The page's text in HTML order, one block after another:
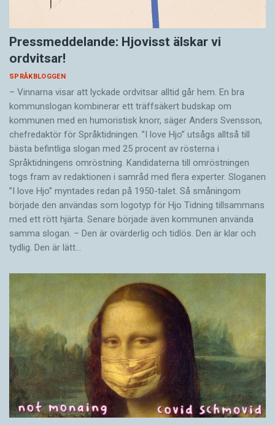
Pressmeddelande: Hjovisst älskar vi
ordvitsar!
SPRÅKBLOGGEN
– Vinnarna visar att lyckade ordvitsar alltid går hem. En bra
kommunslogan kombinerar ett träffsäkert budskap om
kommunen med en humoristisk knorr, säger Anders Svensson,
chefredaktör för Språktidningen. ”I love Hjo” utsågs alltså till
bästa befintliga slogan med 25 procent av rösterna i
Språktidningens omröstning. Kandidaterna till omröstningen
togs fram av redaktionen i samråd med flera experter. Sloganen
”I love Hjo” myntades redan på 1950-talet. Så småningom
började den användas som logotyp för Hjo Tidning tillsammans
med ett rött hjärta. Senare började även kommunen använda
samma slogan. – Den är ovärderlig och tidlös. Den är klar och
tydlig. Den är lätt…